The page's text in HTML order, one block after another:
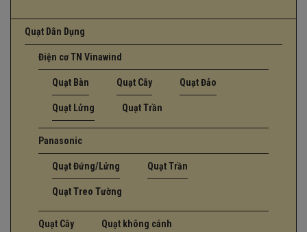
Quạt Dân Dụng
Điện cơ TN Vinawind
Quạt Bàn Quạt Cây Quạt Đảo
Quạt Lửng Quạt Trần
Panasonic
Quạt Đứng/Lửng Quạt Trần
Quạt Treo Tường
Quạt Cây Quạt không cánh